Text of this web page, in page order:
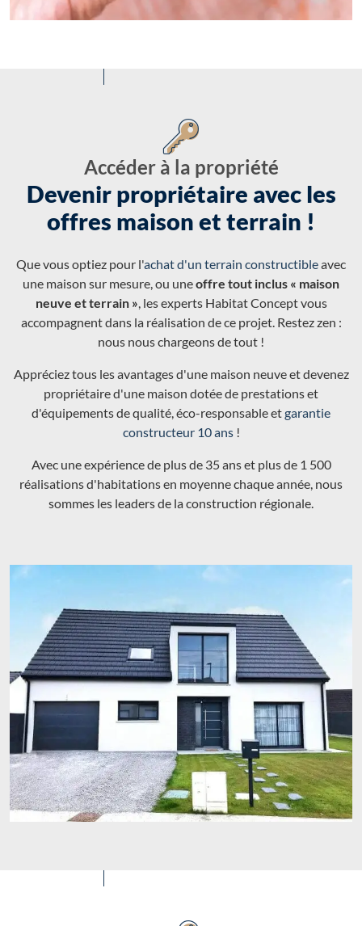
Accéder à la propriété
Devenir propriétaire avec les
offres maison et terrain !
Que vous optiez pour l'achat d'un terrain constructibleavec
une maison sur mesure, ou uneoffre tout inclus « maison
neuve et terrain », les experts Habitat Concept vous
accompagnent dans la réalisation de ce projet. Restez zen :
nous nous chargeons de tout !
Appréciez tous les avantages d'une maison neuve et devenez
propriétaire d'une maison dotée de prestations et
d'équipements de qualité, éco-responsable etgarantie
constructeur 10 ans!
Avec une expérience de plus de 35 ans et plus de 1 500
réalisations d'habitations en moyenne chaque année, nous
sommes les leaders de la construction régionale.